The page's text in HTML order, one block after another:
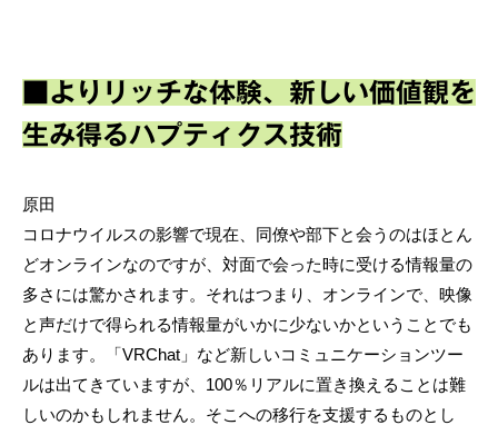
■よりリッチな体験、新しい価値観を
生み得るハプティクス技術
原田
コロナウイルスの影響で現在、同僚や部下と会うのはほとん
どオンラインなのですが、対面で会った時に受ける情報量の
多さには驚かされます。それはつまり、オンラインで、映像
と声だけで得られる情報量がいかに少ないかということでも
あります。「VRChat」など新しいコミュニケーションツー
ルは出てきていますが、100％リアルに置き換えることは難
しいのかもしれません。そこへの移行を支援するものとし